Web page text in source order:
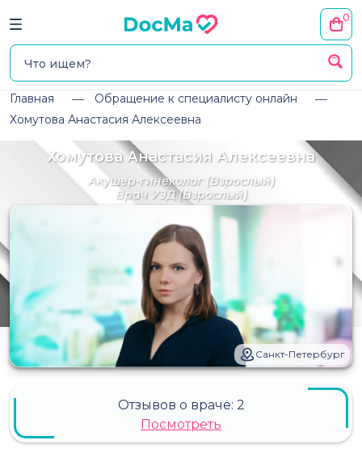
0
Главная
Обращение к специалисту онлайн
Хомутова Анастасия Алексеевна
Хомутова Анастасия Алексеевна
Акушер-гинеколог(Взрослый)
Врач УЗД(Взрослый)
Санкт-Петербург
Отзывов о враче: 2
Посмотреть